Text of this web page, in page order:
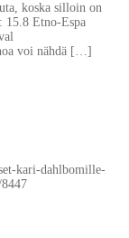
koska silloin on
15.8 Etno-Espa
voi nähdä […]
kari-dahlbomille-